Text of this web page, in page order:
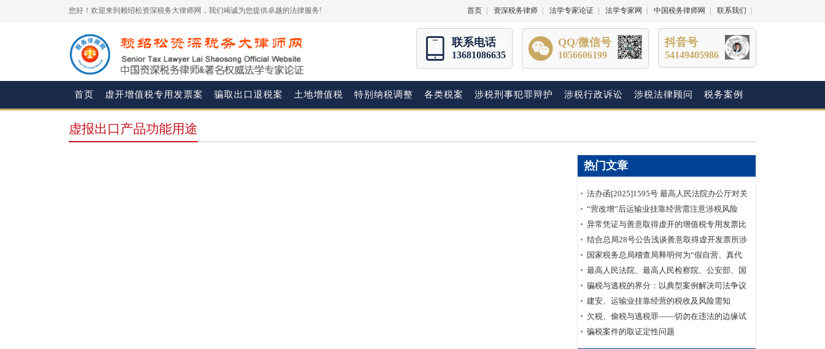
您好！欢迎来到赖绍松资深税务大律师网，我们竭诚为您提供卓越的法律服务! 首页 资深税务律师 法学专家论证 法学专家网 中国税务律师网 联系我们
联系电话
13681086635
QQ/微信号
1056606199
抖音号
54149405986
首页 虚开增值税专用发票案 骗取出口退税案 土地增值税 特别纳税调整 各类税案 涉税刑事犯罪辩护 涉税行政诉讼 涉税法律顾问 税务案例
虚报出口产品功能用途
热门文章
法办函[2025]1595号 最高人民法院办公厅对关
于明确虚开增值税专用发票“虚抵进项税额”行
为性质建议的答复
“营改增”后运输业挂靠经营需注意涉税风险
异常凭证与善意取得虚开的增值税专用发票比
较分析
结合总局28号公告浅谈善意取得虚开发票所涉
及的企业所得税如何处理？
国家税务总局稽查局释明何为“假自营、真代
理”
最高人民法院、最高人民检察院、公安部、国
家安全部、司法部印发《关于适用认罪认罚从
宽制度的指导意见》的通知
骗税与逃税的界分：以典型案例解决司法争议
建安、运输业挂靠经营的税收及风险需知
欠税、偷税与逃税罪——切勿在违法的边缘试
探
骗税案件的取证定性问题